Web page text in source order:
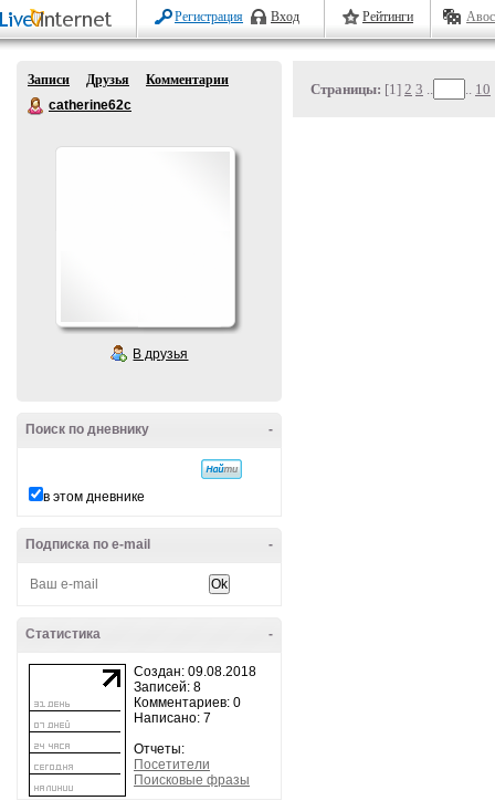
Регистрация Вход Рейтинги
Записи Друзья
Комментарии
catherine62c
В друзья
-
Поиск по дневнику
в этом дневнике
-
Подписка по e-mail
-
Статистика
Создан: 09.08.2018
Записей: 8
Комментариев: 0
Написано: 7
Отчеты:
Посетители
Поисковые фразы
Страницы: [1] 2 3 .. .. 10